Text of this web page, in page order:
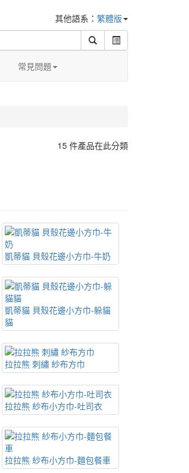
其他語系： 繁體版
常見問題
15 件產品在此分類
凱蒂貓 貝殼花邊小方巾-牛奶
凱蒂貓 貝殼花邊小方巾-躲貓
貓
拉拉熊 刺繡 紗布方巾
拉拉熊 紗布小方巾-吐司衣
拉拉熊 紗布小方巾-麵包餐車